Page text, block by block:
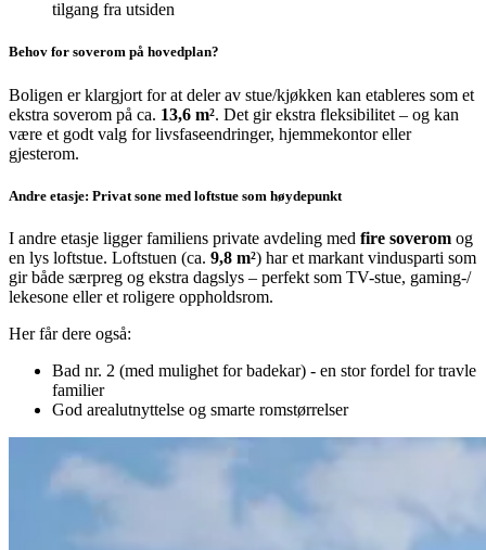
tilgang fra utsiden
Behov for soverom på hovedplan?
Boligen er klargjort for at deler av stue/kjøkken kan etableres som et
ekstra soverom på ca. 13,6 m². Det gir ekstra fleksibilitet – og kan
være et godt valg for livsfaseendringer, hjemmekontor eller
gjesterom.
Andre etasje: Privat sone med loftstue som høydepunkt
I andre etasje ligger familiens private avdeling med fire soverom og
en lys loftstue. Loftstuen (ca. 9,8 m²) har et markant vindusparti som
gir både særpreg og ekstra dagslys – perfekt som TV-stue, gaming-/
lekesone eller et roligere oppholdsrom.
Her får dere også:
Bad nr. 2 (med mulighet for badekar) - en stor fordel for travle
familier
God arealutnyttelse og smarte romstørrelser